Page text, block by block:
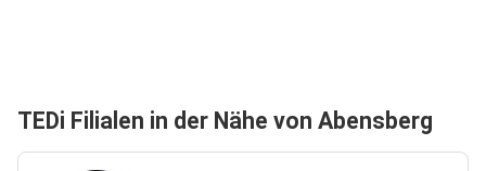
TEDi Filialen in der Nähe von Abensberg